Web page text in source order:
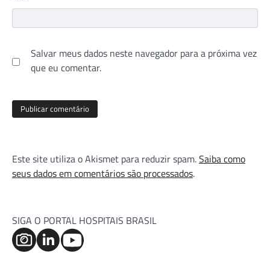
Salvar meus dados neste navegador para a próxima vez
que eu comentar.
Este site utiliza o Akismet para reduzir spam.Saiba como
seus dados em comentários são processados.
SIGA O PORTAL HOSPITAIS BRASIL